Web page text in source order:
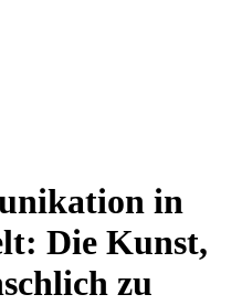
in
Die Kunst,
zu